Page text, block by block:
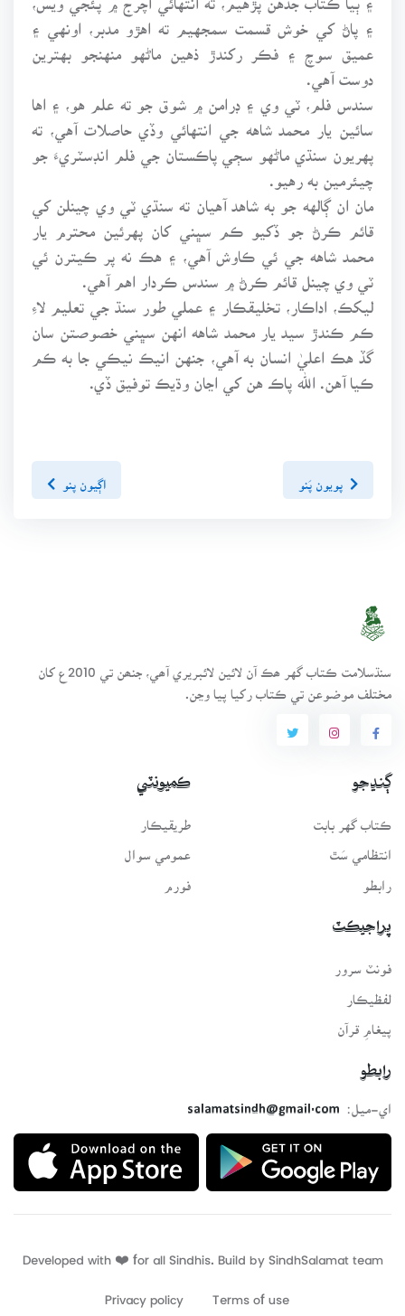
۽ پاڻ کي خوش قسمت سمجهيم ته اهڙو مدبر، اونهي ۽
عميق سوچ ۽ فڪر رکندڙ ذهين ماڻهو منهنجو بهترين
دوست آهي.
سندس فلم، ٽي وي ۽ ڊرامن ۾ شوق جو ته علم هو، ۽ اها
سائين يار محمد شاهه جي انتهائي وڏي حاصلات آهي، ته
پهريون سنڌي ماڻهو سڄي پاڪستان جي فلم انڊسٽريءَ جو
مان ان ڳالهه جو به شاهد آهيان ته سنڌي ٽي وي چينلن کي
قائم ڪرڻ جو ڏکيو ڪم سڀني کان پهرئين محترم يار
محمد شاهه جي ئي ڪاوش آهي، ۽ هڪ نه پر ڪيترن ئي
ٽي وي چينل قائم ڪرڻ ۾ سندس ڪردار اهم آهي.
ليکڪ، اداڪار، تخليقڪار ۽ عملي طور سنڌ جي تعليم لاءِ
ڪم ڪندڙ سيد يار محمد شاهه انهن سڀني خصوصتن سان
گڏ هڪ اعليٰ انسان به آهي، جنهن انيڪ نيڪي جا به ڪم
ڪيا آهن. الله پاڪ هن کي اڃان وڌيڪ توفيق ڏي.
اڳيون پنو
سنڌسلامت ڪتاب گهر ھڪ آن لائين لائبريري آھي، جنھن تي 2010ع کان
مختلف موضوعن تي ڪتاب رکيا پيا وڃن.
ڳنڍجو
ڪتاب گهر بابت
انتظامي سَٿ
رابطو
ڪميونٽي
طريقيڪار
عمومي سوال
فورم
پراجيڪٽ
فونٽ سرور
لفظيڪار
پيغامِ قرآن
رابطو
اي-ميل:
salamatsindh@gmail.com
Developed with ❤️ for all Sindhis. Build by SindhSalamat
Terms of use
Privacy policy